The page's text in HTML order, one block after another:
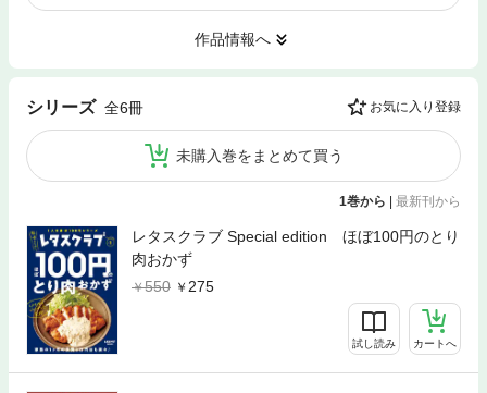
作品情報へ
シリーズ 全6冊 お気に入り登録
未購入巻をまとめて買う
1巻から | 最新刊から
レタスクラブ Special edition ほぼ100円のとり
肉おかず
550
275
試し読み カートへ